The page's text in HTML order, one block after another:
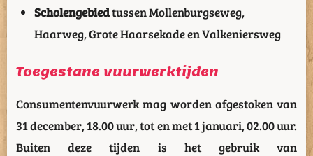
Scholengebiedtussen Mollenburgseweg,
Haarweg, Grote Haarsekade en Valkeniersweg
Toegestane vuurwerktijden
Consumentenvuurwerk mag worden afgestoken van
31 december, 18.00 uur, tot en met 1 januari, 02.00 uur.
Buiten deze tijden is het gebruik van